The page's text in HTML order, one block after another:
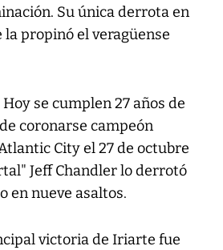
Su única derrota en
la propinó el veragüense
Hoy se cumplen 27 años de
coronarse campeón
City el 27 de octubre
Jeff Chandler lo derrotó
en nueve asaltos.
victoria de Iriarte fue